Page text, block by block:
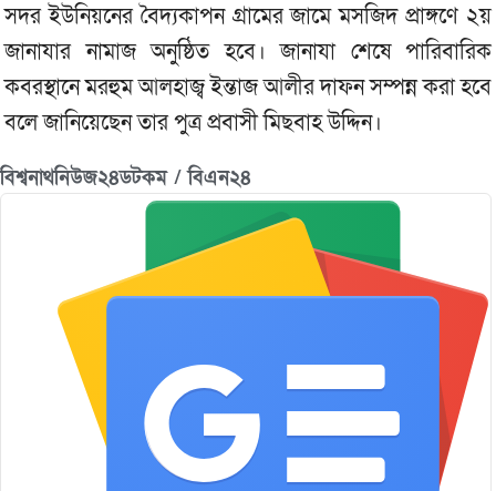
সদর ইউনিয়নের বৈদ্যকাপন গ্রামের জামে মসজিদ প্রাঙ্গণে ২য়
জানাযার নামাজ অনুষ্ঠিত হবে। জানাযা শেষে পারিবারিক
কবরস্থানে মরহুম আলহাজ্ব ইন্তাজ আলীর দাফন সম্পন্ন করা হবে
বলে জানিয়েছেন তার পুত্র প্রবাসী মিছবাহ উদ্দিন।
বিশ্বনাথনিউজ২৪ডটকম / বিএন২৪